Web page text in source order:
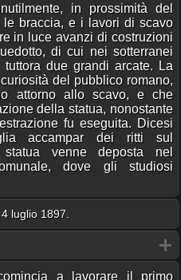
in prossimità del
braccia, e i lavori di scavo
in luce avanzi di costruzioni
di cui nei sotterranei
due grandi arcate. La
del pubblico romano,
attorno allo scavo, e che
della statua, nonostante
fu eseguita. Dicesi
accampar dei ritti sul
venne deposta nel
dove gli studiosi
luglio 1897.
a lavorare il primo